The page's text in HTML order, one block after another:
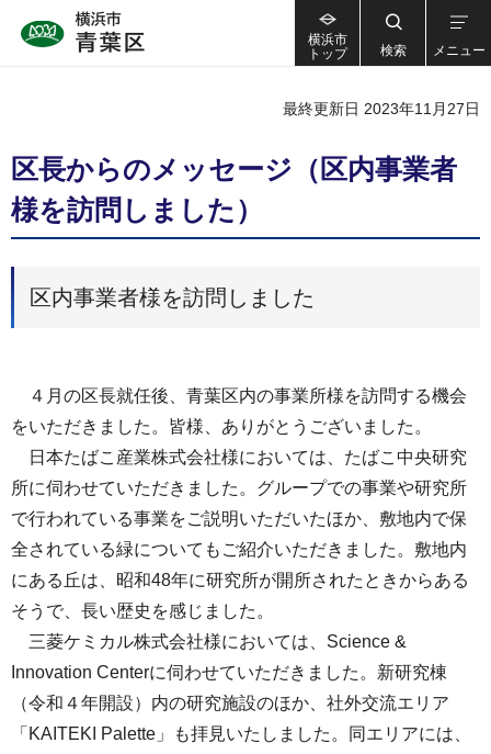
横浜市
トップ
検索 メニュー
最終更新日 2023年11月27日
区長からのメッセージ（区内事業者
様を訪問しました）
区内事業者様を訪問しました
４月の区長就任後、青葉区内の事業所様を訪問する機会
をいただきました。皆様、ありがとうございました。
日本たばこ産業株式会社様においては、たばこ中央研究
所に伺わせていただきました。グループでの事業や研究所
で行われている事業をご説明いただいたほか、敷地内で保
全されている緑についてもご紹介いただきました。敷地内
にある丘は、昭和48年に研究所が開所されたときからある
そうで、長い歴史を感じました。
三菱ケミカル株式会社様においては、Science &
Innovation Centerに伺わせていただきました。新研究棟
（令和４年開設）内の研究施設のほか、社外交流エリア
「KAITEKI Palette」も拝見いたしました。同エリアには、